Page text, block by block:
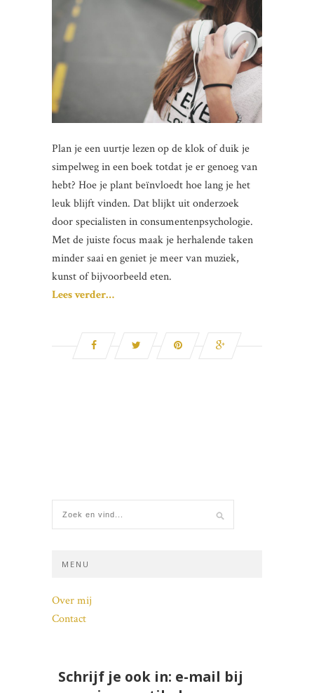
Plan je een uurtje lezen op de klok of duik je
simpelweg in een boek totdat je er genoeg van
hebt? Hoe je plant beïnvloedt hoe lang je het
leuk blijft vinden. Dat blijkt uit onderzoek
door specialisten in consumentenpsychologie.
Met de juiste focus maak je herhalende taken
minder saai en geniet je meer van muziek,
kunst of bijvoorbeeld eten.
Lees verder…
MENU
Over mij
Contact
Schrijf je ook in: e-mail bij